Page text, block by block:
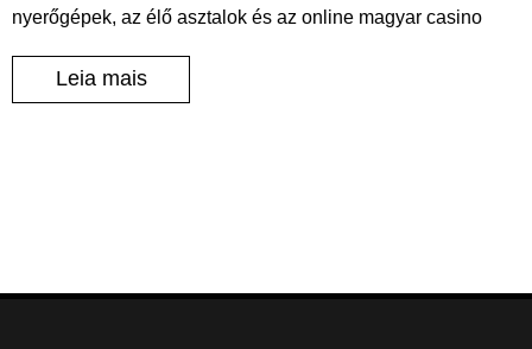
nyerőgépek, az élő asztalok és az online magyar casino
Leia mais